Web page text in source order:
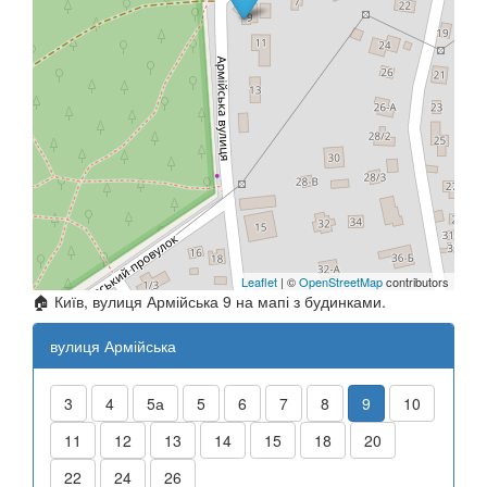
Leaflet | ©OpenStreetMapcontributors
🏠 Київ, вулиця Армійська 9 на мапі з будинками.
вулиця Армійська
3 4 5а 5 6 7 8 9
10
11
12 13 14 15 18
20
22
24 26